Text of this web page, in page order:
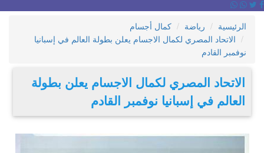
الرئيسية رياضة
كمال أجسام
الاتحاد المصري لكمال الاجسام يعلن بطولة العالم في إسبانيا
نوفمبر القادم
الاتحاد المصري لكمال الاجسام يعلن بطولة
العالم في إسبانيا نوفمبر القادم